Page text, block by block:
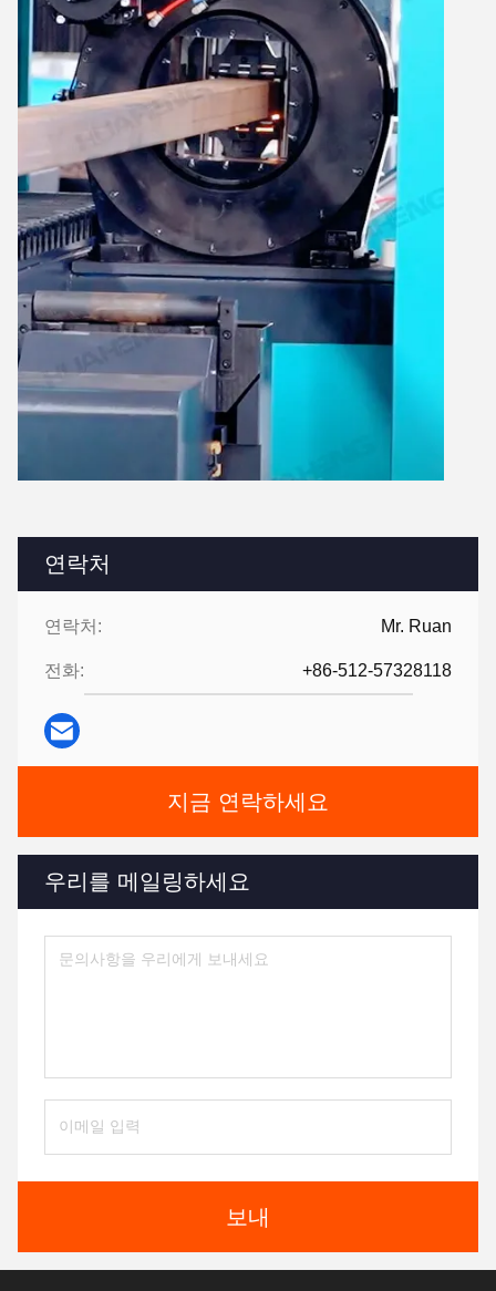
연락처
연락처: Mr. Ruan
전화: +86-512-57328118
지금 연락하세요
우리를 메일링하세요
보내